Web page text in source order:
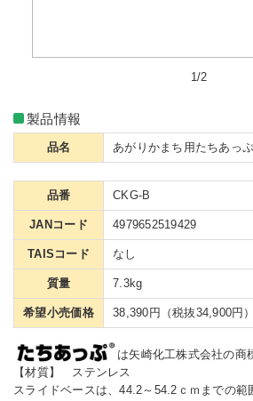
1/2
製品情報
品名 あがりかまち用たちあっ
品番 CKG-B
JANコード 4979652519429
TAISコード なし
質量 7.3kg
希望小売価格 38,390円（税抜34,900円）
は矢崎化工株式会社の商
【材質】 ステンレス
スライドベースは、44.2～54.2ｃｍまでの範